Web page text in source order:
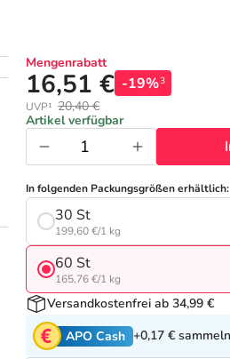
Mengenrabatt
16,51 € -19%3
UVP¹ 20,40 €
Artikel verfügbar
In folgenden Packungsgrößen erhältlich:
30 St
199,60 €/1 kg
60 St
165,76 €/1 kg
Versandkostenfrei ab 34,99 €
APO Cash +0,17 € sammeln